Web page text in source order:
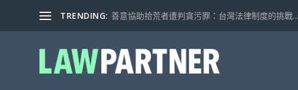
TRENDING: 善意協助拾荒者遭判貪污罪：台灣法律制度的挑戰...